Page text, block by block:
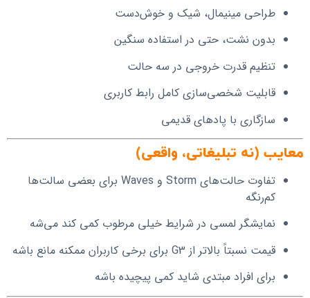
طراحی مینیمال، شیک و خوش‌دست
بدون نشت، حتی در استفاده سنگین
تنظیم قدرت خروجی در سه حالت
قابلیت شخصی‌سازی کامل رابط کاربری
سازگاری با پادهای قدیمی
معایب (نه تبلیغاتی، واقعی)
تفاوت حالت‌های Storm و Waves برای بعضی سالت‌ها
کم‌رنگه
نمایشگر لمسی در شرایط خیلی مرطوب کمی کند می‌شه
قیمت نسبتاً بالاتر از G3 برای برخی کاربران ممکنه مانع باشه
برای افراد مبتدی شاید کمی پیچیده باشه